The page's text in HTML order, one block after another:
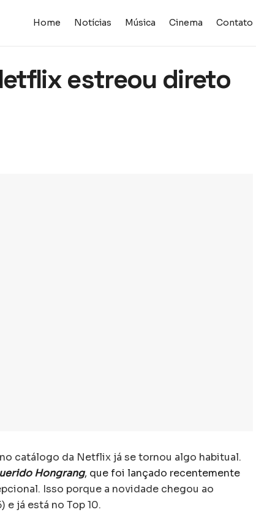
Home Notícias Música Cinema Contato
estreou direto
catálogo da Netflix já se tornou algo habitual.
Hongrang, que foi lançado recentemente
Isso porque a novidade chegou ao
e já está no Top 10.